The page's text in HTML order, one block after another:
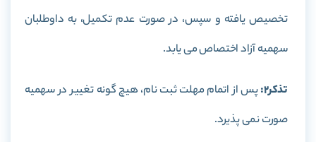
تخصیص یافته و سپس، در صورت عدم تکمیل، به داوطلبان
سهمیه آزاد اختصاص می یابد.
تذکر2: پس از اتمام مهلت ثبت نام، هیچ گونه تغییر در سهمیه
صورت نمی پذیرد.